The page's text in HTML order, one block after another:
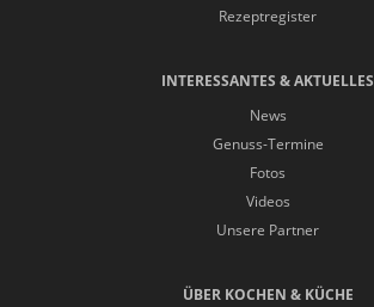
Rezeptregister
INTERESSANTES & AKTUELLES
News
Genuss-Termine
Fotos
Videos
Unsere Partner
ÜBER KOCHEN & KÜCHE